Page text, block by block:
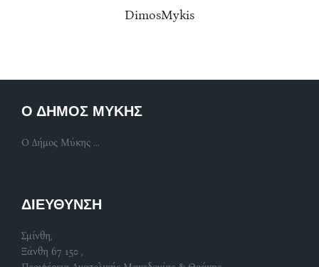
DimosMykis
Ο ΔΗΜΟΣ ΜΥΚΗΣ
Ο Δήμος Μύκης ...
ΔΙΕΥΘΥΝΣΗ
Σμίνθη,
Ξάνθη 67 150 ,